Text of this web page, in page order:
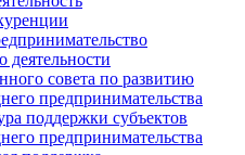
совета по развитию
предпринимательства
поддержки субъектов
предпринимательства